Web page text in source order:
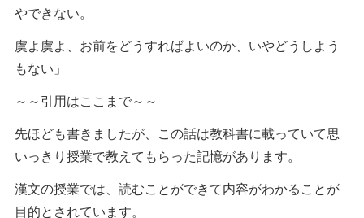
やできない。
虞よ虞よ、お前をどうすればよいのか、いやどうしよう
もない」
～～引用はここまで～～
先ほども書きましたが、この話は教科書に載っていて思
いっきり授業で教えてもらった記憶があります。
漢文の授業では、読むことができて内容がわかることが
目的とされています。